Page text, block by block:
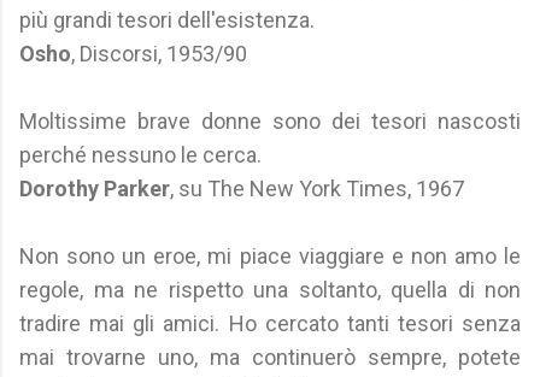
più grandi tesori dell'esistenza.
Osho, Discorsi, 1953/90
Moltissime brave donne sono dei tesori nascosti
perché nessuno le cerca.
Dorothy Parker, su The New York Times, 1967
Non sono un eroe, mi piace viaggiare e non amo le
regole, ma ne rispetto una soltanto, quella di non
tradire mai gli amici. Ho cercato tanti tesori senza
mai trovarne uno, ma continuerò sempre, potete